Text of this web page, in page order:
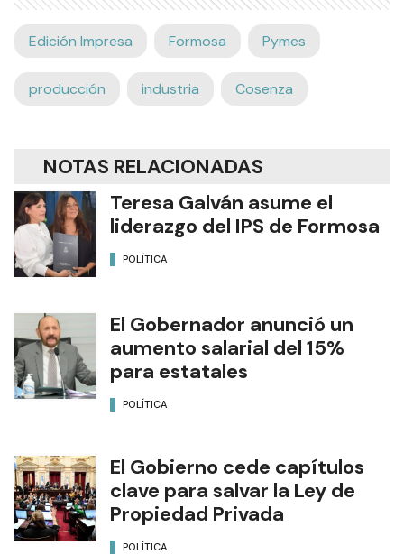
Edición Impresa Formosa Pymes
producción industria Cosenza
NOTAS RELACIONADAS
Teresa Galván asume el
liderazgo del IPS de Formosa
POLÍTICA
El Gobernador anunció un
aumento salarial del 15%
para estatales
POLÍTICA
El Gobierno cede capítulos
clave para salvar la Ley de
Propiedad Privada
POLÍTICA